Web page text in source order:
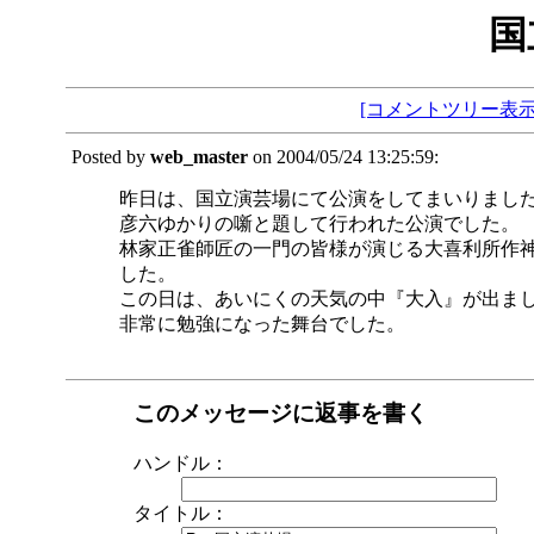
[コメントツリー表
Posted by web_masteron 2004/05/24 13:25:59:
昨日は、国立演芸場にて公演をしてまいりまし
彦六ゆかりの噺と題して行われた公演でした。
林家正雀師匠の一門の皆様が演じる大喜利所作
した。
この日は、あいにくの天気の中『大入』が出ま
非常に勉強になった舞台でした。
このメッセージに返事を書く
ハンドル：
タイトル：